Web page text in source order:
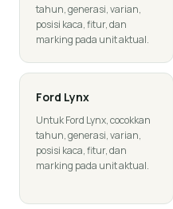
tahun, generasi, varian,
posisi kaca, fitur, dan
marking pada unit aktual.
Ford Lynx
Untuk Ford Lynx, cocokkan
tahun, generasi, varian,
posisi kaca, fitur, dan
marking pada unit aktual.